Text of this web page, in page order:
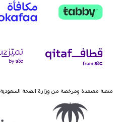
منصة معتمدة ومرخصة من وزارة الصحة السعودية